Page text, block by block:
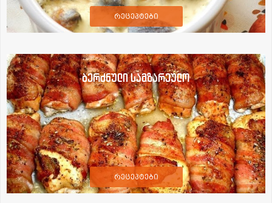
რეცეპტები
ბერძნული სამზარეულო
რეცეპტები